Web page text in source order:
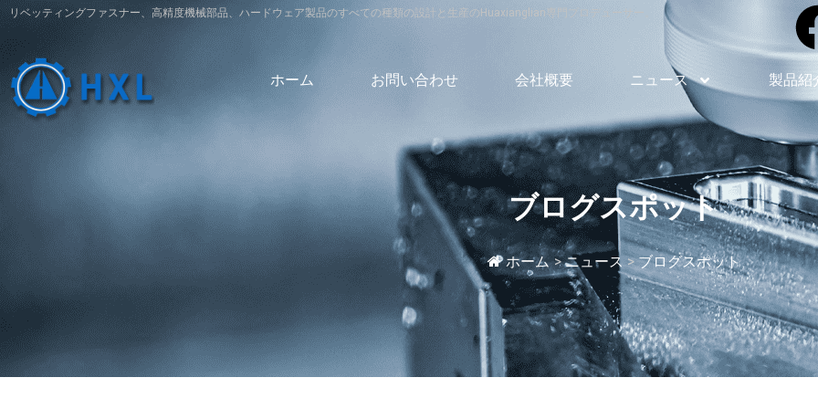
リベッティングファスナー、高精度機械部品、ハードウェア製品のすべての種類の設計と生産のHuaxianglian専門プロデューサー。
ホーム お問い合わせ 会社概要 ニュース 製品紹
ブログスポット
ホーム > ニュース > ブログスポット